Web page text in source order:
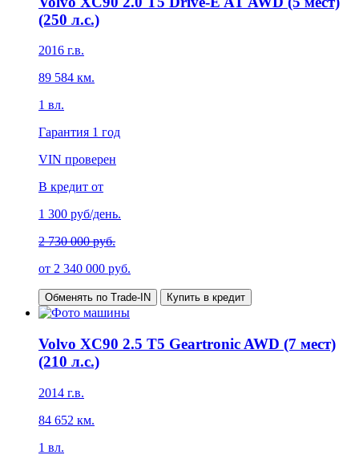
(250 л.с.)
2016 г.в.
89 584 км.
1 вл.
Гарантия 1 год
VIN проверен
В кредит от
1 300 руб/день.
2 730 000 руб.
от 2 340 000 руб.
Обменять по Trade-IN Купить в кредит
Volvo XC90 2.5 T5 Geartronic AWD (7 мест)
(210 л.с.)
2014 г.в.
84 652 км.
1 вл.